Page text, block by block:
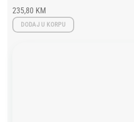
235,80 KM
DODAJ U KORPU